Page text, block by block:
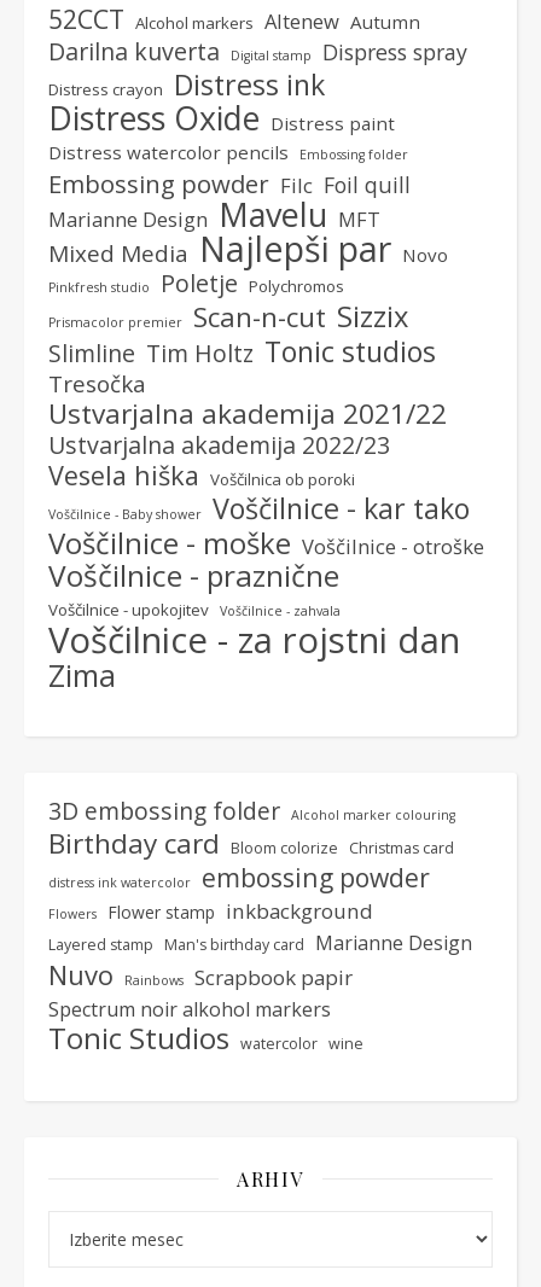
52CCT Alcohol markers Altenew Autumn
Darilna kuverta Digital stamp Dispress spray
Distress crayon Distress ink
Distress Oxide Distress paint
Distress watercolor pencils
Embossing folder
Embossing powder Filc Foil quill
Marianne Design Mavelu MFT
Mixed Media Najlepši par Novo
Pinkfresh studio Poletje Polychromos
Prismacolor premier Scan-n-cut Sizzix
Slimline Tim Holtz Tonic studios
Tresočka
Ustvarjalna akademija 2021/22
Ustvarjalna akademija 2022/23
Vesela hiška Voščilnica ob poroki
Voščilnice - Baby shower Voščilnice - kar tako
Voščilnice - moške Voščilnice - otroške
Voščilnice - praznične
Voščilnice - upokojitev Voščilnice - zahvala
Voščilnice - za rojstni dan
Zima
3D embossing folder Alcohol marker colouring
Birthday card Bloom colorize Christmas card
distress ink watercolor embossing powder
Flowers Flower stamp inkbackground
Layered stamp Man's birthday card Marianne Design
Nuvo Rainbows Scrapbook papir
Spectrum noir alkohol markers
Tonic Studios watercolor wine
ARHIV